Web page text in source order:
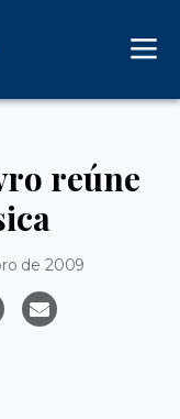
reúne
de 2009